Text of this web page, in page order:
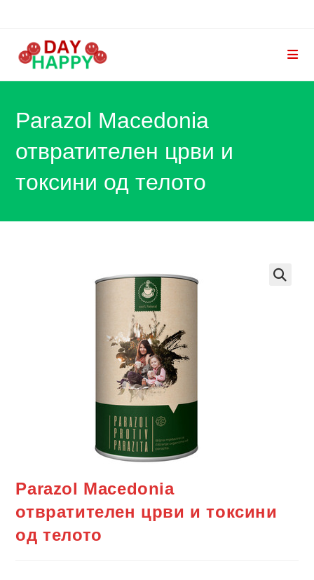
Parazol Macedonia
отвратителен црви и
токсини од телото
Parazol Macedonia
отвратителен црви и токсини
од телото